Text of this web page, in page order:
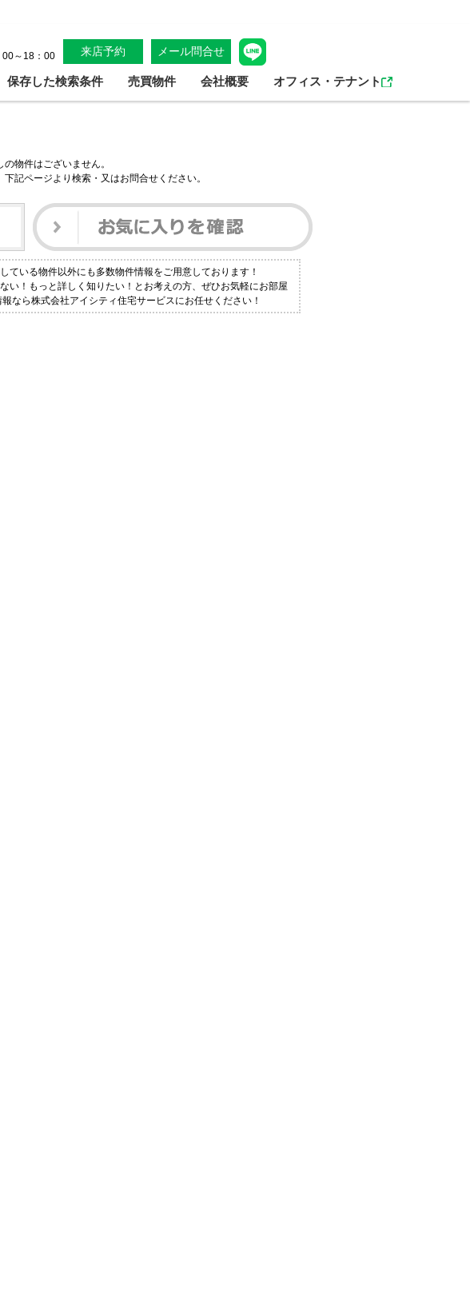
～18：00
来店予約 メール問合せ
保存した検索条件 売買物件 会社概要 オフィス・テナント
の物件はございません。
記ページより検索・又はお問合せください。
ている物件以外にも多数物件情報をご用意しております！
い！もっと詳しく知りたい！とお考えの方、ぜひお気軽にお部屋
なら株式会社アイシティ住宅サービスにお任せください！